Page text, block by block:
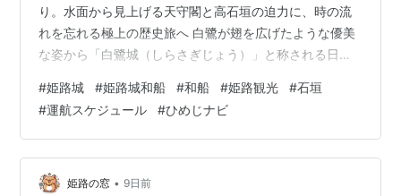
り。水面から見上げる天守閣と高石垣の迫力に、時の流
れを忘れる極上の歴史旅へ 白鷺が翅を広げたような優美
な姿から「白鷺城（しらさぎじょう）」と称される日本
い大天守、美しく積まれた石垣、防御を固めた門や櫓な
ど、陸上からの見学だけでもその圧倒的な存在感に魅了
されます。 しかし、姫路城には「水上からでしか味わえ
ない、もうひとつの絶景」が存在することをご存知でし
ょうか？ それが、姫路城をぐるりと囲む内堀（内ほり）
#姫路城 #姫路城和船 #和船 #姫路観光 #石垣
#運航スケジュール #ひめじナビ
姫路の窓 • 9日前